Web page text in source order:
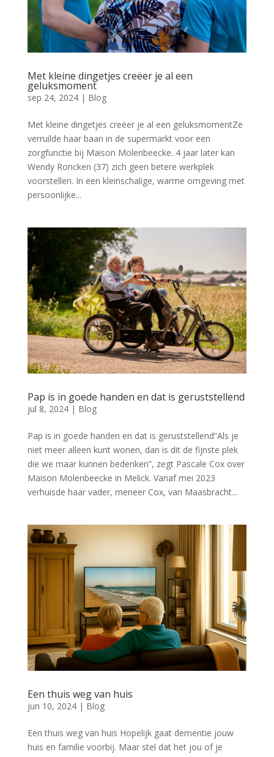
Met kleine dingetjes creëer je al een
geluksmoment
sep 24, 2024| Blog
Met kleine dingetjes creëer je al een geluksmomentZe
verruilde haar baan in de supermarkt voor een
zorgfunctie bij Maison Molenbeecke. 4 jaar later kan
Wendy Roncken (37) zich geen betere werkplek
voorstellen. In een kleinschalige, warme omgeving met
persoonlijke...
Pap is in goede handen en dat is geruststellend
jul 8, 2024| Blog
Pap is in goede handen en dat is geruststellend“Als je
niet meer alleen kunt wonen, dan is dit de fijnste plek
die we maar kunnen bedenken”, zegt Pascale Cox over
Maison Molenbeecke in Melick. Vanaf mei 2023
verhuisde haar vader, meneer Cox, van Maasbracht...
Een thuis weg van huis
jun 10, 2024| Blog
Een thuis weg van huis Hopelijk gaat dementie jouw
huis en familie voorbij. Maar stel dat het jou of je